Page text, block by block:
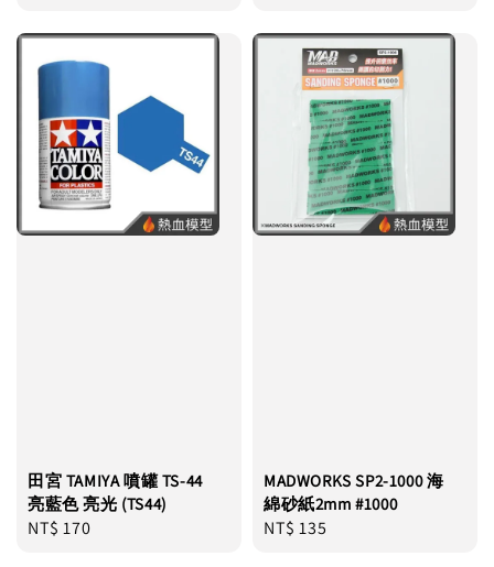
田宮 TAMIYA 噴罐 TS-44
亮藍色 亮光 (TS44)
Regular
NT$ 170
MADWORKS SP2-1000 海
綿砂紙2mm #1000
Regular
NT$ 135